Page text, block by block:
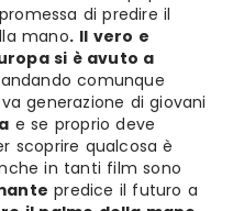
di predire il
mano. Il vero e
si è avuto a
andando comunque
generazione di giovani
e se proprio deve
scoprire qualcosa è
in tanti film sono
predice il futuro a